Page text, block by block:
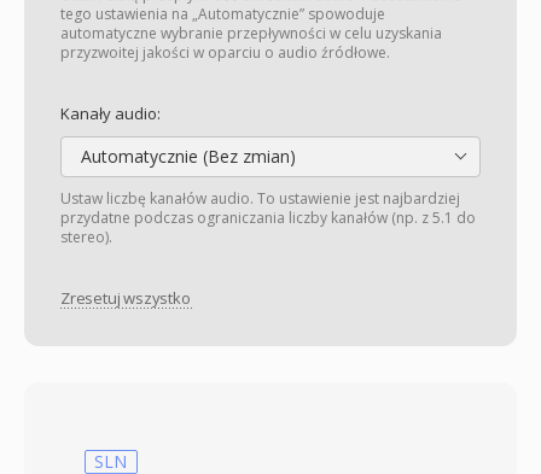
tego ustawienia na „Automatycznie” spowoduje
automatyczne wybranie przepływności w celu uzyskania
przyzwoitej jakości w oparciu o audio źródłowe.
Kanały audio:
Automatycznie (Bez zmian)
Ustaw liczbę kanałów audio. To ustawienie jest najbardziej
przydatne podczas ograniczania liczby kanałów (np. z 5.1 do
stereo).
Zresetuj wszystko
SLN